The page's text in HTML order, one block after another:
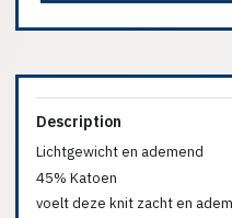
Description
Lichtgewicht en ademend
45% Katoen
voelt deze knit zacht en